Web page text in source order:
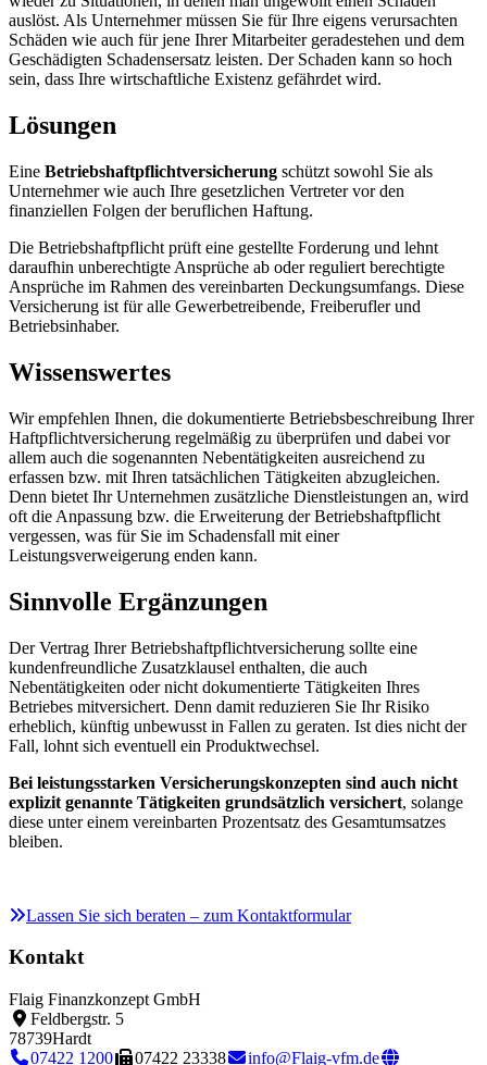
auslöst. Als Unternehmer müssen Sie für Ihre eigens verursachten
Schäden wie auch für jene Ihrer Mitarbeiter geradestehen und dem
Geschädigten Schadensersatz leisten. Der Schaden kann so hoch
sein, dass Ihre wirtschaftliche Existenz gefährdet wird.
Lösungen
Eine Betriebshaftpflichtversicherung schützt sowohl Sie als
Unternehmer wie auch Ihre gesetzlichen Vertreter vor den
finanziellen Folgen der beruflichen Haftung.
Die Betriebshaftpflicht prüft eine gestellte Forderung und lehnt
daraufhin unberechtigte Ansprüche ab oder reguliert berechtigte
Ansprüche im Rahmen des vereinbarten Deckungsumfangs. Diese
Versicherung ist für alle Gewerbetreibende, Freiberufler und
Betriebsinhaber.
Wissenswertes
Wir empfehlen Ihnen, die dokumentierte Betriebsbeschreibung Ihrer
Haftpflichtversicherung regelmäßig zu überprüfen und dabei vor
allem auch die sogenannten Nebentätigkeiten ausreichend zu
erfassen bzw. mit Ihren tatsächlichen Tätigkeiten abzugleichen.
Denn bietet Ihr Unternehmen zusätzliche Dienstleistungen an, wird
oft die Anpassung bzw. die Erweiterung der Betriebshaftpflicht
vergessen, was für Sie im Schadensfall mit einer
Leistungsverweigerung enden kann.
Sinnvolle Ergänzungen
Der Vertrag Ihrer Betriebshaftpflichtversicherung sollte eine
kundenfreundliche Zusatzklausel enthalten, die auch
Nebentätigkeiten oder nicht dokumentierte Tätigkeiten Ihres
Betriebes mitversichert. Denn damit reduzieren Sie Ihr Risiko
erheblich, künftig unbewusst in Fallen zu geraten. Ist dies nicht der
Fall, lohnt sich eventuell ein Produktwechsel.
Bei leistungsstarken Versicherungskonzepten sind auch nicht
explizit genannte Tätigkeiten grundsätzlich versichert, solange
diese unter einem vereinbarten Prozentsatz des Gesamtumsatzes
bleiben.
Lassen Sie sich beraten – zum Kontaktformular
Kontakt
Flaig Finanzkonzept GmbH
Feldbergstr. 5
78739Hardt
07422 1200
07422 23338 info@Flaig-vfm.de